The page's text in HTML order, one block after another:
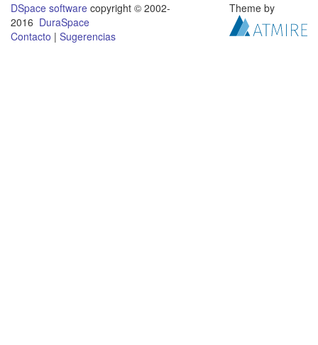
DSpace software copyright © 2002-
2016 DuraSpace
Contacto | Sugerencias
Theme by